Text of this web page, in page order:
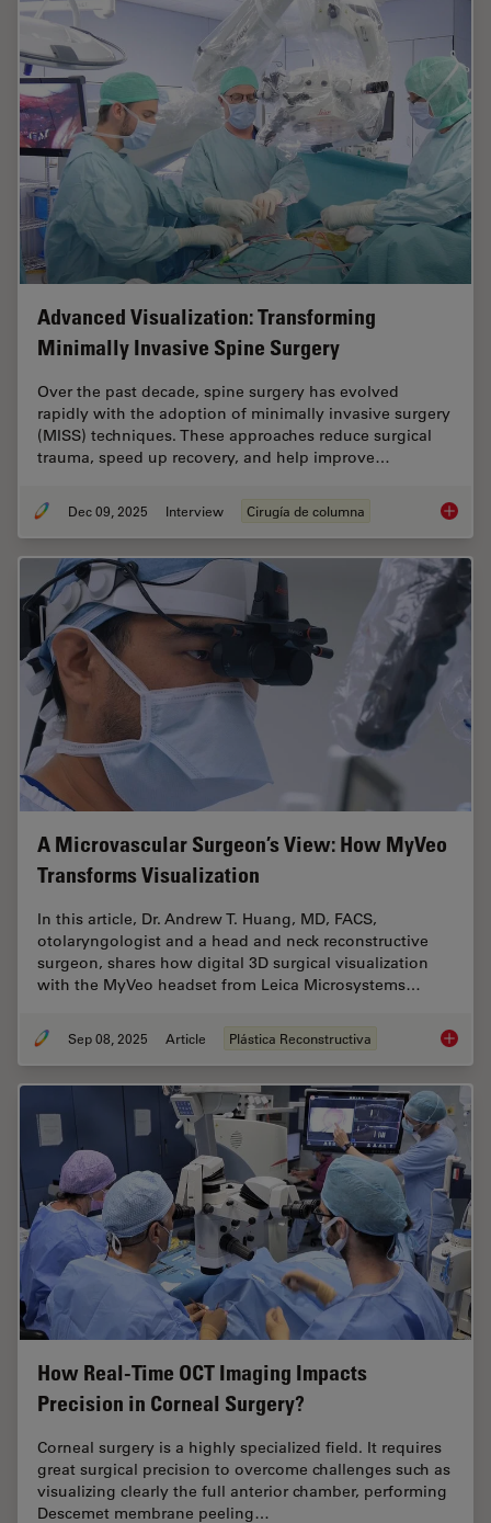
Advanced Visualization: Transforming
Minimally Invasive Spine Surgery
Over the past decade, spine surgery has evolved
rapidly with the adoption of minimally invasive surgery
(MISS) techniques. These approaches reduce surgical
trauma, speed up recovery, and help improve…
Dec 09, 2025 Interview Cirugía de columna
A Microvascular Surgeon’s View: How MyVeo
Transforms Visualization
In this article, Dr. Andrew T. Huang, MD, FACS,
otolaryngologist and a head and neck reconstructive
surgeon, shares how digital 3D surgical visualization
with the MyVeo headset from Leica Microsystems…
Sep 08, 2025 Article Plástica Reconstructiva A
How Real-Time OCT Imaging Impacts
Precision in Corneal Surgery?
Corneal surgery is a highly specialized field. It requires
great surgical precision to overcome challenges such as
visualizing clearly the full anterior chamber, performing
Descemet membrane peeling…